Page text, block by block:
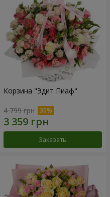
Корзина "Эдит Пиаф"
4 799 грн
Заказать